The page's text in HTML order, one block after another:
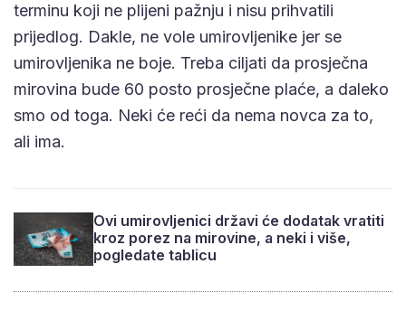
terminu koji ne plijeni pažnju i nisu prihvatili
prijedlog. Dakle, ne vole umirovljenike jer se
umirovljenika ne boje. Treba ciljati da prosječna
mirovina bude 60 posto prosječne plaće, a daleko
smo od toga. Neki će reći da nema novca za to,
ali ima.
Ovi umirovljenici državi će dodatak vratiti
kroz porez na mirovine, a neki i više,
pogledate tablicu